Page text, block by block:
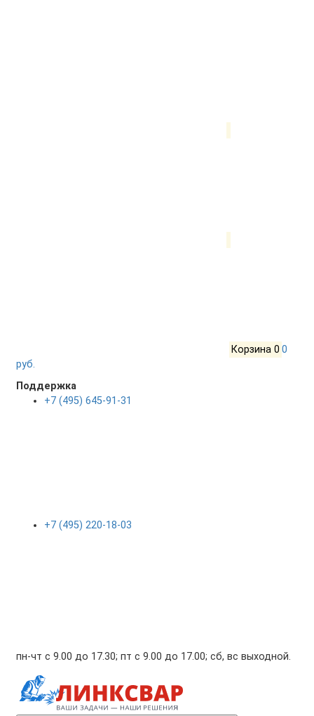
Корзина 0 0
руб.
Поддержка
+7 (495) 645-91-31
+7 (495) 220-18-03
пн-чт с 9.00 до 17.30; пт с 9.00 до 17.00; сб, вс выходной.